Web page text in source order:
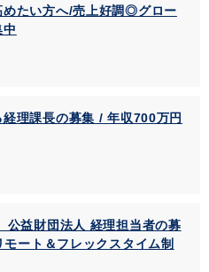
めたい方へ/売上好調◎グロー
中
経理課長の募集 / 年収700万円
公益財団法人 経理担当者の募
ート＆フレックスタイム制